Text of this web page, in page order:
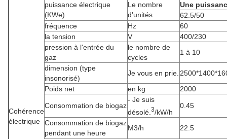
Cohérence
électrique
puissance électrique
(KWe)
Le nombre
d'unités
Une
62.5/50
fréquence
Hz
60
la tension
V
400/230
pression à l'entrée du
gaz
le nombre de
cycles
1 à 10
dimension (type
insonorisé)
Je vous en prie.
Poids net
en kg 2000
Consommation de biogaz
- Je suis
désolé. 3/kW/h
0.45
Consommation de biogaz
pendant une heure
M3/h
22.5